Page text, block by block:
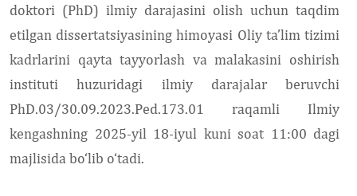
doktori (PhD) ilmiy darajasini olish uchun taqdim
etilgan dissertatsiyasining himoyasi Oliy ta’lim tizimi
kadrlarini qayta tayyorlash va malakasini oshirish
instituti huzuridagi ilmiy darajalar beruvchi
PhD.03/30.09.2023.Ped.173.01 raqamli Ilmiy
kengashning 2025-yil 18-iyul kuni soat 11:00 dagi
majlisida bo‘lib o‘tadi.